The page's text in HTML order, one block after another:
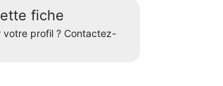
fiche
votre profil ? Contactez-